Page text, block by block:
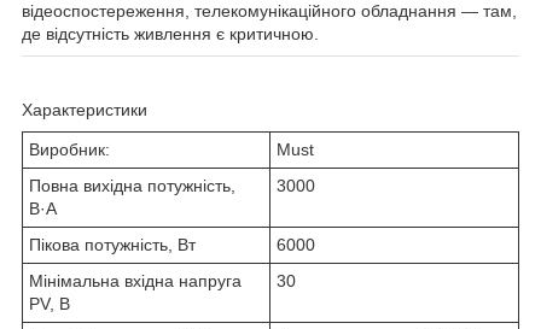
відеоспостереження, телекомунікаційного обладнання — там,
де відсутність живлення є критичною.
Характеристики
Виробник:
Must
Повна вихідна потужність,
В·А
3000
Пікова потужність, Вт
6000
Мінімальна вхідна напруга
PV, В
30